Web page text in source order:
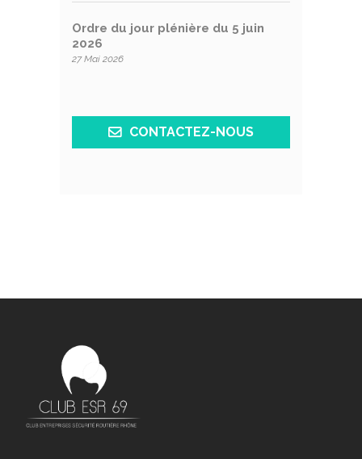
Ordre du jour plénière du 5 juin
2026
27 Mai 2026
CONTACTEZ-NOUS